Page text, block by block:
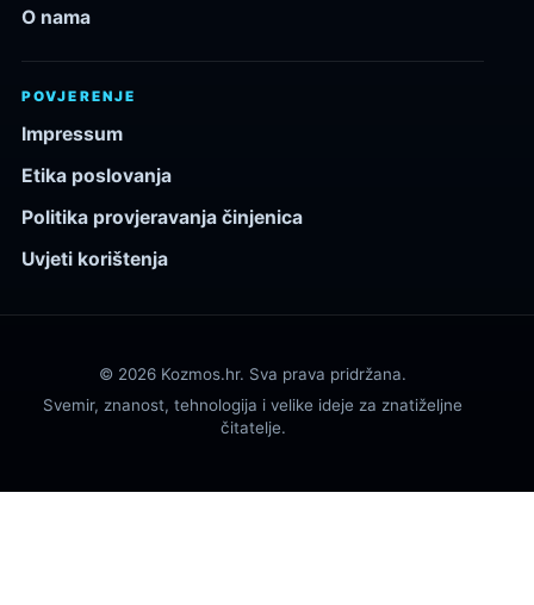
O nama
POVJERENJE
Impressum
Etika poslovanja
Politika provjeravanja činjenica
Uvjeti korištenja
© 2026 Kozmos.hr. Sva prava pridržana.
Svemir, znanost, tehnologija i velike ideje za znatiželjne
čitatelje.